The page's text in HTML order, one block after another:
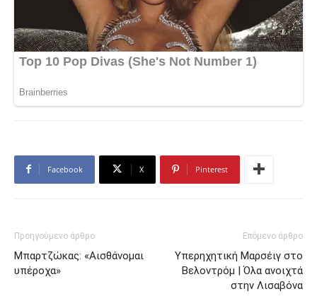
Facebook X Pinterest
Προηγούμενο άρθρο
Μπαρτζώκας: «Αισθάνομαι
υπέροχα»
Επόμενο άρθρο
Υπερηχητική Μαρσέιγ στο
Βελοντρόμ | Όλα ανοιχτά
στην Λισαβόνα